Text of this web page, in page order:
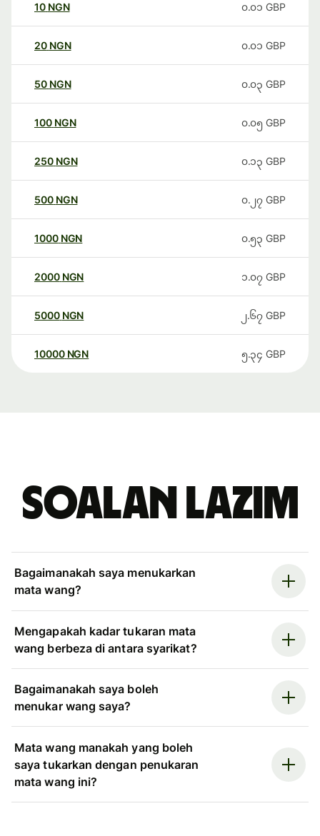
10 NGN ၀.၀၁ GBP
20 NGN ၀.၀၁ GBP
50 NGN ၀.၀၃ GBP
100 NGN ၀.၀၅ GBP
250 NGN ၀.၁၃ GBP
500 NGN ၀.၂၇ GBP
1000 NGN ၀.၅၃ GBP
2000 NGN ၁.၀၇ GBP
5000 NGN ၂.၆၇ GBP
10000 NGN ၅.၃၄ GBP
Soalan Lazim
Bagaimanakah saya menukarkan
mata wang?
Mengapakah kadar tukaran mata
wang berbeza di antara syarikat?
Bagaimanakah saya boleh
menukar wang saya?
Mata wang manakah yang boleh
saya tukarkan dengan penukaran
mata wang ini?